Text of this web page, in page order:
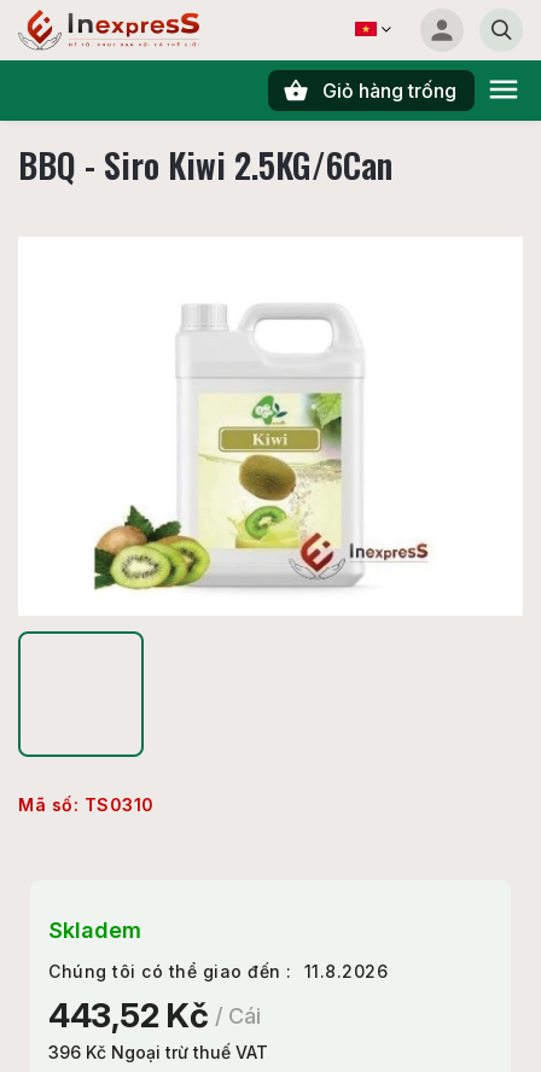
Giỏ hàng trống
BBQ - Siro Kiwi 2.5KG/6Can
Mã số: TS0310
443,52 Kč / Cái
396 Kč Ngoại trừ thuế VAT
Skladem
Chúng tôi có thể giao đến : 11.8.2026